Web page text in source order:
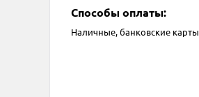
Способы оплаты:
Наличные, банковские карты